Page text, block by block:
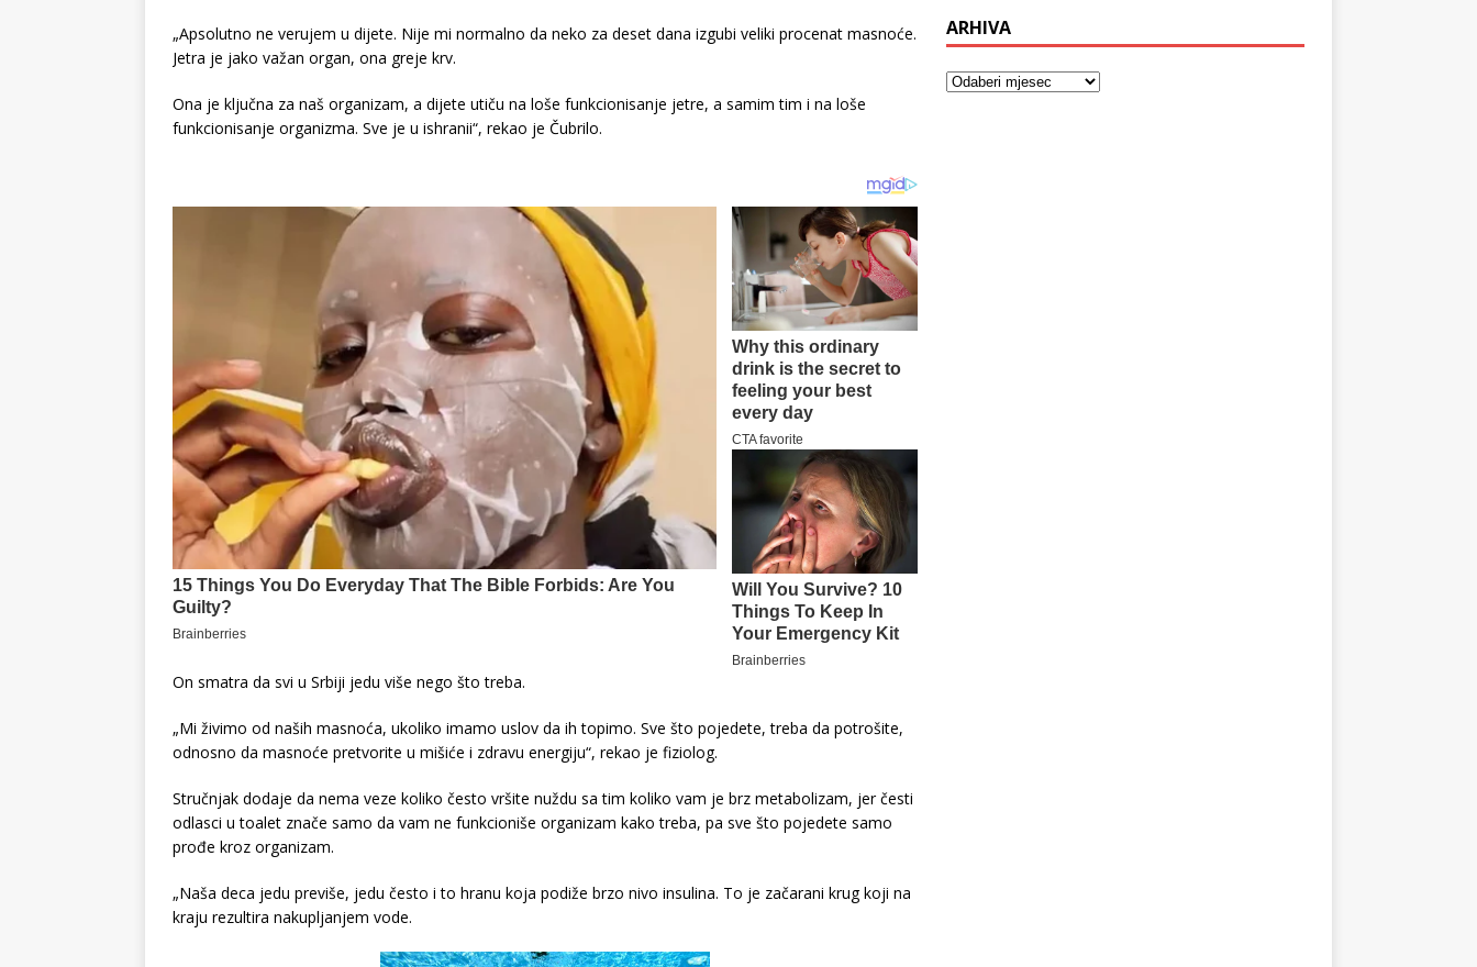
„Apsolutno ne verujem u dijete. Nije mi normalno da neko za deset dana izgubi veliki procenat masnoće.
Jetra je jako važan organ, ona greje krv.
Ona je ključna za naš organizam, a dijete utiču na loše funkcionisanje jetre, a samim tim i na loše
funkcionisanje organizma. Sve je u ishranii“, rekao je Čubrilo.
On smatra da svi u Srbiji jedu više nego što treba.
„Mi živimo od naših masnoća, ukoliko imamo uslov da ih topimo. Sve što pojedete, treba da potrošite,
odnosno da masnoće pretvorite u mišiće i zdravu energiju“, rekao je fiziolog.
Stručnjak dodaje da nema veze koliko često vršite nuždu sa tim koliko vam je brz metabolizam, jer česti
odlasci u toalet znače samo da vam ne funkcioniše organizam kako treba, pa sve što pojedete samo
prođe kroz organizam.
„Naša deca jedu previše, jedu često i to hranu koja podiže brzo nivo insulina. To je začarani krug koji na
kraju rezultira nakupljanjem vode.
ARHIVA